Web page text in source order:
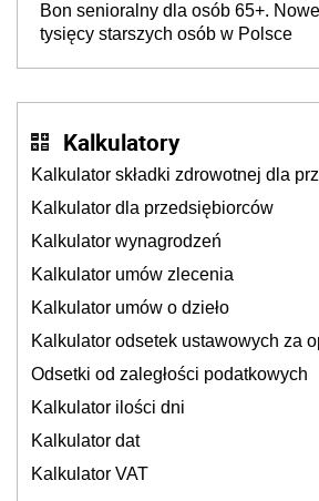
uzyskać skierowanie?
Bon senioralny dla osób 65+.
tysięcy starszych osób w Polsce
Kalkulatory
Kalkulator składki zdrowotnej dla
Kalkulator dla przedsiębiorców
Kalkulator wynagrodzeń
Kalkulator umów zlecenia
Kalkulator umów o dzieło
Kalkulator odsetek ustawowych za
Odsetki od zaległości podatkowych
Kalkulator ilości dni
Kalkulator dat
Kalkulator VAT